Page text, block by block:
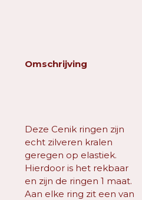
Omschrijving
Deze Cenik ringen zijn
echt zilveren kralen
geregen op elastiek.
Hierdoor is het rekbaar
en zijn de ringen 1 maat.
Aan elke ring zit een van